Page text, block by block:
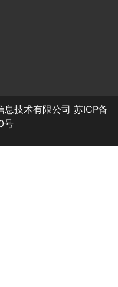
技术有限公司 苏ICP备
号